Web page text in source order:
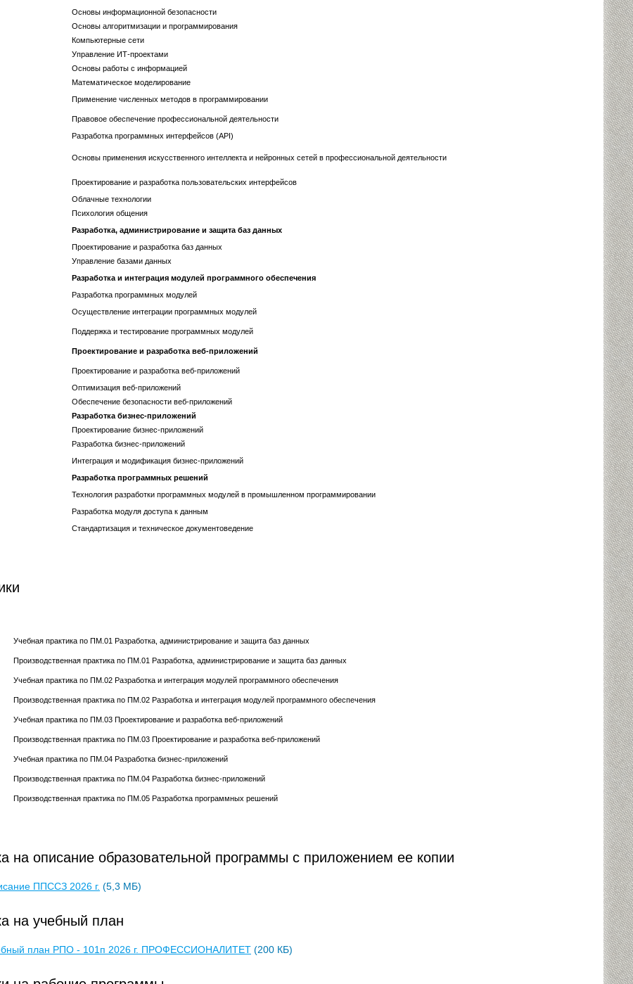
Основы информационной безопасности
Основы алгоритмизации и программирования
Компьютерные сети
Управление ИТ-проектами
Основы работы с информацией
Математическое моделирование
Применение численных методов в программировании
Правовое обеспечение профессиональной деятельности
Разработка программных интерфейсов (API)
Основы применения искусственного интеллекта и нейронных сетей в профессиональной деятельности
Проектирование и разработка пользовательских интерфейсов
Облачные технологии
Психология общения
Разработка, администрирование и защита баз данных
Проектирование и разработка баз данных
Управление базами данных
Разработка и интеграция модулей программного обеспечения
Разработка программных модулей
Осуществление интеграции программных модулей
Поддержка и тестирование программных модулей
Проектирование и разработка веб-приложений
Проектирование и разработка веб-приложений
Оптимизация веб-приложений
Обеспечение безопасности веб-приложений
Разработка бизнес-приложений
Проектирование бизнес-приложений
Разработка бизнес-приложений
Интеграция и модификация бизнес-приложений
Разработка программных решений
Технология разработки программных модулей в промышленном программировании
Разработка модуля доступа к данным
Стандартизация и техническое документоведение
Учебная практика по ПМ.01 Разработка, администрирование и защита баз данных
Производственная практика по ПМ.01 Разработка, администрирование и защита баз данных
Учебная практика по ПМ.02 Разработка и интеграция модулей программного обеспечения
Производственная практика по ПМ.02 Разработка и интеграция модулей программного обеспечения
Учебная практика по ПМ.03 Проектирование и разработка веб-приложений
Производственная практика по ПМ.03 Проектирование и разработка веб-приложений
Учебная практика по ПМ.04 Разработка бизнес-приложений
Производственная практика по ПМ.04 Разработка бизнес-приложений
Производственная практика по ПМ.05 Разработка программных решений
на описание образовательной программы с приложением ее копии
ППССЗ 2026 г. (5,3 МБ)
на учебный план
план РПО - 101п 2026 г. ПРОФЕССИОНАЛИТЕТ (200 КБ)